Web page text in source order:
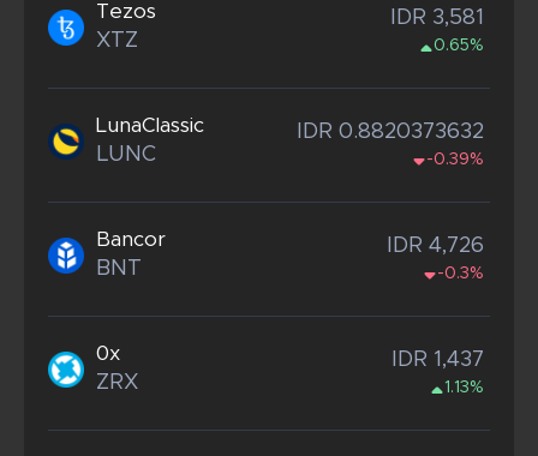
Tezos
XTZ
IDR 3,581
0.65%
LunaClassic
LUNC
IDR 0.8820373632
-0.39%
Bancor
BNT
IDR 4,726
-0.3%
0x
ZRX
IDR 1,437
1.13%